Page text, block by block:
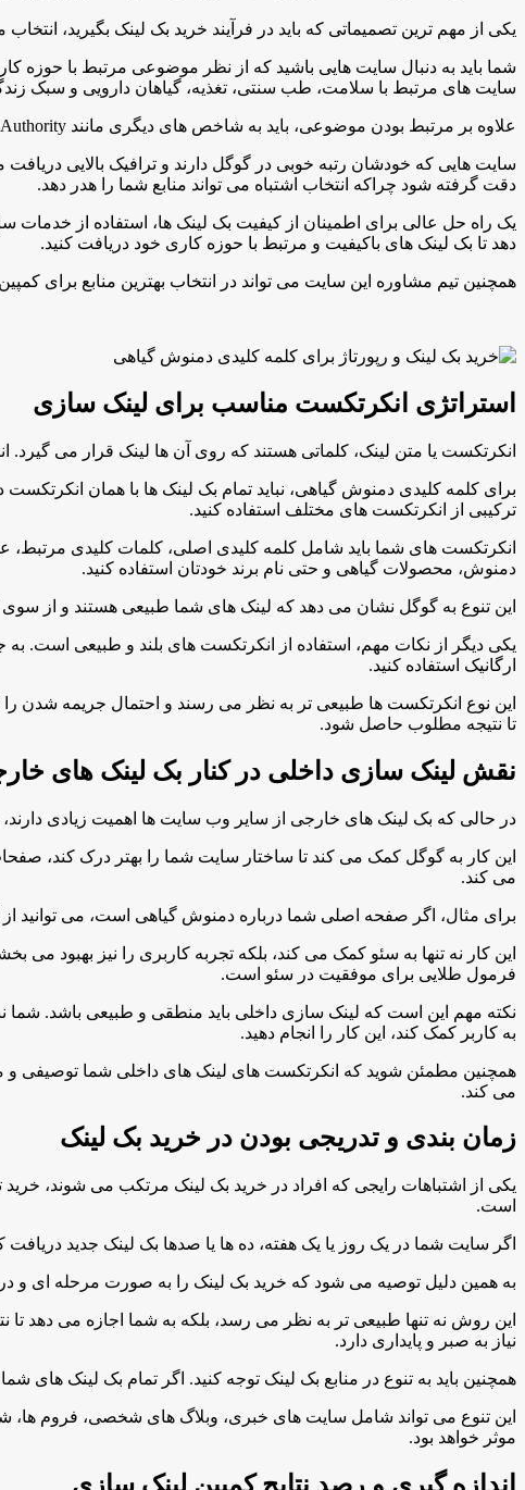
یکی از مهم ترین تصمیماتی که باید در فرآیند خرید بک لینک بگیرید،
شما باید به دنبال سایت هایی باشید که از نظر موضوعی مرتبط با حوزه
سایت های مرتبط با سلامت، طب سنتی، تغذیه، گیاهان دارویی و سبک
علاوه بر مرتبط بودن موضوعی، باید به شاخص های دیگری مانند Domain Authority، Page Authority و میزان ترافیک سایت نیز توجه کنید.
سایت هایی که خودشان رتبه خوبی در گوگل دارند و ترافیک بالایی
دقت گرفته شود چراکه انتخاب اشتباه می تواند منابع شما را هدر دهد.
دهد تا بک لینک های باکیفیت و مرتبط با حوزه کاری خود دریافت کنید.
همچنین تیم مشاوره این سایت می تواند در انتخاب بهترین منابع برای
استراتژی انکرتکست مناسب برای لینک سازی
انکرتکست یا متن لینک، کلماتی هستند که روی آن ها لینک قرار می
برای کلمه کلیدی دمنوش گیاهی، نباید تمام بک لینک ها با همان
ترکیبی از انکرتکست های مختلف استفاده کنید.
انکرتکست های شما باید شامل کلمه کلیدی اصلی، کلمات کلیدی مرتبط،
دمنوش، محصولات گیاهی و حتی نام برند خودتان استفاده کنید.
این تنوع به گوگل نشان می دهد که لینک های شما طبیعی هستند و از سوی
یکی دیگر از نکات مهم، استفاده از انکرتکست های بلند و طبیعی است. به
ارگانیک استفاده کنید.
این نوع انکرتکست ها طبیعی تر به نظر می رسند و احتمال جریمه شدن
تا نتیجه مطلوب حاصل شود.
نقش لینک سازی داخلی در کنار بک لینک های
در حالی که بک لینک های خارجی از سایر وب سایت ها اهمیت زیادی دارند،
این کار به گوگل کمک می کند تا ساختار سایت شما را بهتر درک کند،
می کند.
برای مثال، اگر صفحه اصلی شما درباره دمنوش گیاهی است، می
این کار نه تنها به سئو کمک می کند، بلکه تجربه کاربری را نیز بهبود
فرمول طلایی برای موفقیت در سئو است.
نکته مهم این است که لینک سازی داخلی باید منطقی و طبیعی باشد. شما
به کاربر کمک کند، این کار را انجام دهید.
همچنین مطمئن شوید که انکرتکست های لینک های داخلی شما توصیفی
می کند.
زمان بندی و تدریجی بودن در خرید بک لینک
یکی از اشتباهات رایجی که افراد در خرید بک لینک مرتکب می شوند،
است.
اگر سایت شما در یک روز یا یک هفته، ده ها یا صدها بک لینک جدید
به همین دلیل توصیه می شود که خرید بک لینک را به صورت مرحله ای و
این روش نه تنها طبیعی تر به نظر می رسد، بلکه به شما اجازه می دهد تا
نیاز به صبر و پایداری دارد.
همچنین باید به تنوع در منابع بک لینک توجه کنید. اگر تمام بک لینک های
این تنوع می تواند شامل سایت های خبری، وبلاگ های شخصی، فروم ها،
موثر خواهد بود.